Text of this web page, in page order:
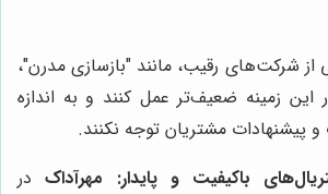
از شرکت‌های رقیب، مانند "بازسازی مدرن"،
زمینه ضعیف‌تر عمل کنند و به اندازه
پیشنهادات مشتریان توجه نکنند.
باکیفیت و پایدار: مهرآداکدر